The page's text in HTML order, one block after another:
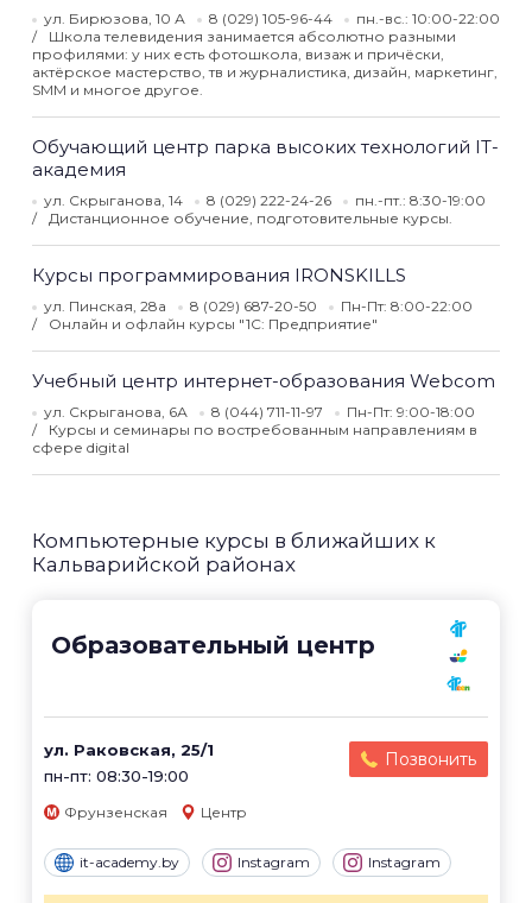
ул. Бирюзова, 10 А 8 (029) 105-96-44
пн.-вс.: 10:00-22:00
Школа телевидения занимается абсолютно разными
профилями: у них есть фотошкола, визаж и причёски,
актёрское мастерство, тв и журналистика, дизайн, маркетинг,
SMM и многое другое.
Обучающий центр парка высоких технологий IT-
академия
ул. Скрыганова, 14 8 (029) 222-24-26
пн.-пт.: 8:30-19:00
Дистанционное обучение, подготовительные курсы.
Курсы программирования IRONSKILLS
ул. Пинская, 28а 8 (029) 687-20-50
Пн-Пт: 8:00-22:00
Онлайн и офлайн курсы "1С: Предприятие"
Учебный центр интернет-образования Webcom
ул. Скрыганова, 6А 8 (044) 711-11-97
Пн-Пт: 9:00-18:00
Курсы и семинары по востребованным направлениям в
сфере digital
Компьютерные курсы в ближайших к
Кальварийской районах
Образовательный центр
ул. Раковская, 25/1
пн-пт: 08:30-19:00
Позвонить
Фрунзенская Центр
it-academy.by Instagram Instagram